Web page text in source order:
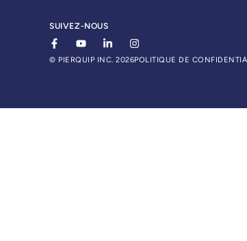
SUIVEZ-NOUS
© PIERQUIP INC. 2026POLITIQUE DE